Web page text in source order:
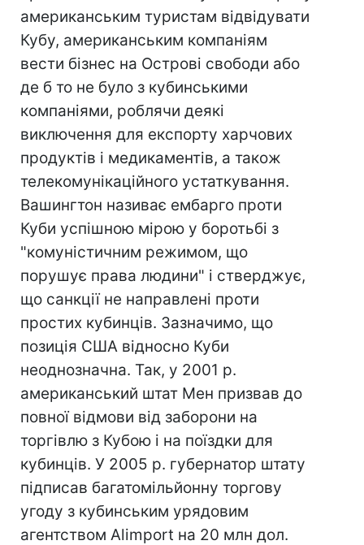
американським туристам відвідувати
Кубу, американським компаніям
вести бізнес на Острові свободи або
де б то не було з кубинськими
компаніями, роблячи деякі
виключення для експорту харчових
продуктів і медикаментів, а також
телекомунікаційного устаткування.
Вашингтон називає ембарго проти
Куби успішною мірою у боротьбі з
"комуністичним режимом, що
порушує права людини" і стверджує,
що санкції не направлені проти
простих кубинців. Зазначимо, що
позиція США відносно Куби
неоднозначна. Так, у 2001 р.
американський штат Мен призвав до
повної відмови від заборони на
торгівлю з Кубою і на поїздки для
кубинців. У 2005 р. губернатор штату
підписав багатомільйонну торгову
угоду з кубинським урядовим
агентством Alimport на 20 млн дол.